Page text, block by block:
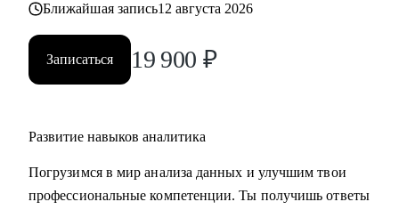
Ближайшая запись12 августа 2026
Записаться 19 900 ₽
Развитие навыков аналитика
Погрузимся в мир анализа данных и улучшим твои
профессиональные компетенции. Ты получишь ответы